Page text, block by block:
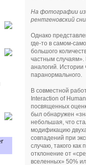
На фотографии
рентгеновский
Однако
где-то в самом-
большого
частным случаям».
аналогий. Истории
паранормального.
В совместной
Interaction of
посвященных
был обнаружен
небольшая, что
модификацию
совпадений при
случаю, такого
отклонение от
вселенных» 50%